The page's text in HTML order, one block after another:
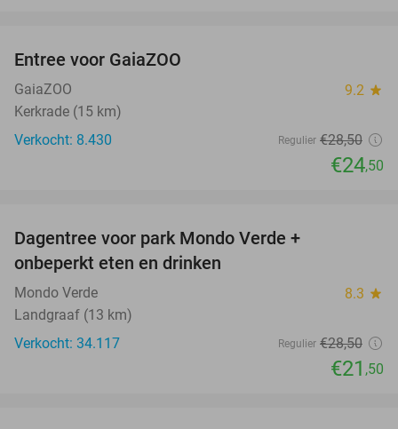
Entree voor GaiaZOO
GaiaZOO 9.2 star
Kerkrade (15 km)
Verkocht: 8.430
Regulier €28,50
€24,50
Dagentree voor park Mondo Verde +
onbeperkt eten en drinken
Mondo Verde 8.3 star
Landgraaf (13 km)
Verkocht: 34.117
Regulier €28,50
€21 ,50